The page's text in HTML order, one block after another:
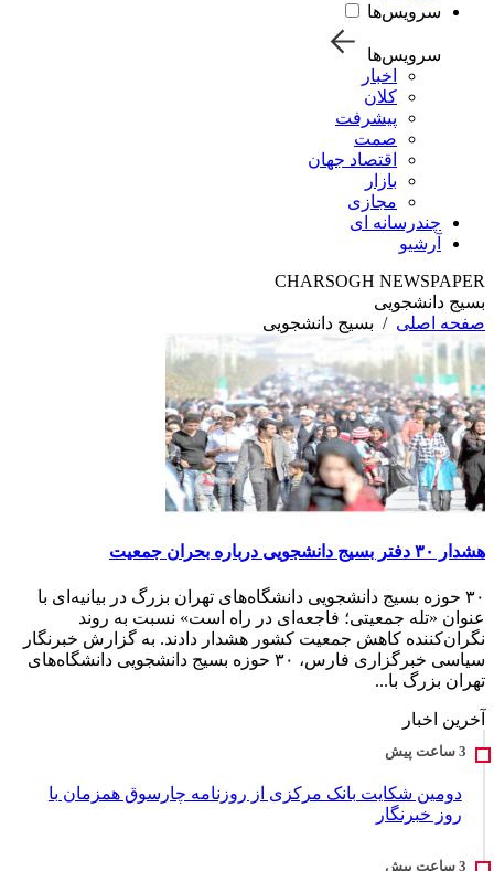
سرویس‌ها
سرویس‌ها
اخبار
کلان
پیشرفت
صمت
اقتصاد جهان
بازار
مجازی
چندرسانه ای
آرشیو
CHARSOGH NEWSPAPER
بسیج دانشجویی
صفحه اصلی / بسیج دانشجویی
هشدار ۳۰ دفتر بسیج دانشجویی درباره بحران جمعیت
۳۰ حوزه بسیج دانشجویی دانشگاه‌های تهران بزرگ در بیانیه‌ای با
عنوان «تله جمعیتی؛ فاجعه‌ای در راه است» نسبت به روند
نگران‌کننده کاهش جمعیت کشور هشدار دادند. به گزارش خبرنگار
سیاسی خبرگزاری فارس، ۳۰ حوزه بسیج دانشجویی دانشگاه‌های
تهران بزرگ با...
آخرین اخبار
دومین شکایت بانک مرکزی از روزنامه چارسوق همزمان با
روز خبرنگار